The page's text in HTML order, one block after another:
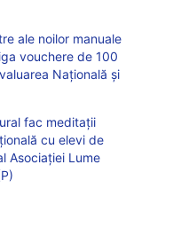
ale noilor manuale
vouchere de 100
Națională și
fac meditații
cu elevi de
Asociației Lume